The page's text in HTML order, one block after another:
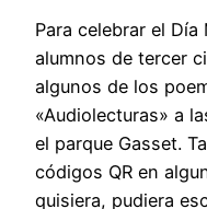
Para celebrar el
alumnos de tercer
algunos de los
«Audiolecturas» a
el parque Gasset.
códigos QR en
quisiera, pudiera